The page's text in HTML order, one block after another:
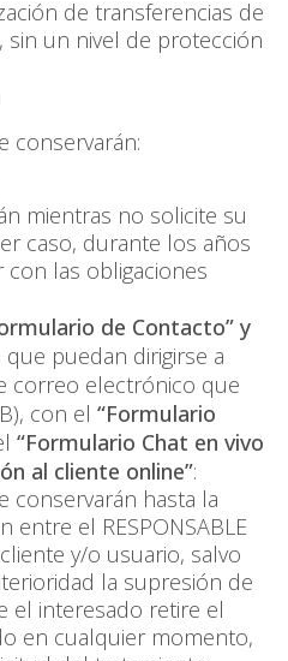
de transferencias de
sin un nivel de protección
conservarán:
mientras no solicite su
caso, durante los años
las obligaciones
de Contacto” y
que puedan dirigirse a
correo electrónico que
), con el “Formulario
“Formulario Chat en vivo
al cliente online”:
conservarán hasta la
entre el RESPONSABLE
cliente y/o usuario, salvo
la supresión de
el interesado retire el
en cualquier momento,